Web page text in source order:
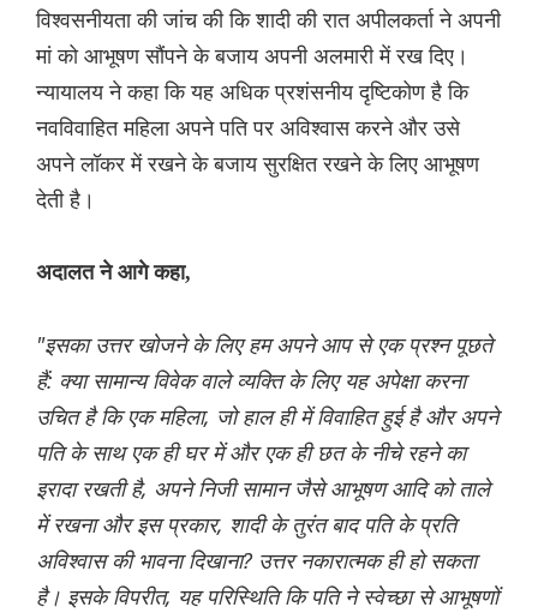
विश्वसनीयता की जांच की कि शादी की रात अपीलकर्ता ने अपनी
मां को आभूषण सौंपने के बजाय अपनी अलमारी में रख दिए।
न्यायालय ने कहा कि यह अधिक प्रशंसनीय दृष्टिकोण है कि
नवविवाहित महिला अपने पति पर अविश्वास करने और उसे
अपने लॉकर में रखने के बजाय सुरक्षित रखने के लिए आभूषण
देती है।
अदालत ने आगे कहा,
"इसका उत्तर खोजने के लिए हम अपने आप से एक प्रश्न पूछते
हैं: क्या सामान्य विवेक वाले व्यक्ति के लिए यह अपेक्षा करना
उचित है कि एक महिला, जो हाल ही में विवाहित हुई है और अपने
पति के साथ एक ही घर में और एक ही छत के नीचे रहने का
इरादा रखती है, अपने निजी सामान जैसे आभूषण आदि को ताले
में रखना और इस प्रकार, शादी के तुरंत बाद पति के प्रति
अविश्वास की भावना दिखाना? उत्तर नकारात्मक ही हो सकता
है। इसके विपरीत, यह परिस्थिति कि पति ने स्वेच्छा से आभूषणों